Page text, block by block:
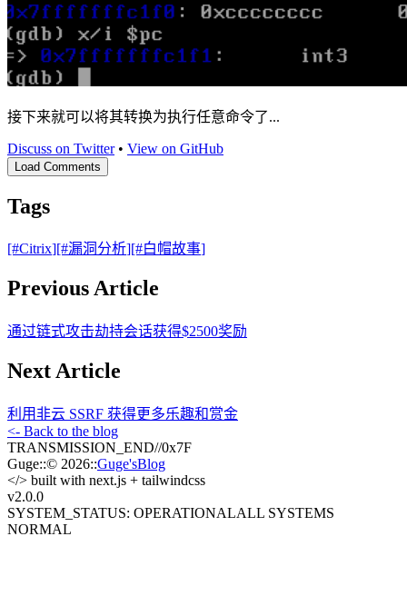
接下来就可以将其转换为执行任意命令了...
Discuss on Twitter• View on GitHub
Load Comments
Tags
[#Citrix] [#漏洞分析] [#白帽故事]
Previous Article
通过链式攻击劫持会话获得$2500奖励
Next Article
利用非云 SSRF 获得更多乐趣和赏金
<- Back to the blog
TRANSMISSION_END//0x7F
Guge::© 2026::Guge'sBlog
</> built with next.js + tailwindcss
v2.0.0
SYSTEM_STATUS: OPERATIONALALL SYSTEMS
NORMAL